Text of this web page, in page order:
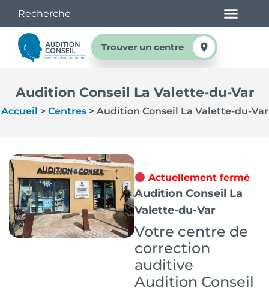
Trouver un centre
Audition Conseil La Valette-du-Var
Accueil > Centres> Audition Conseil La Valette-du-Var
Actuellement fermé
Audition Conseil La
Valette-du-Var
Votre centre de
correction
auditive
Audition Conseil